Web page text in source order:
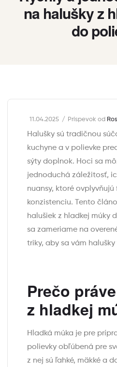
na halušky z
do
11.04.2025 Príspevok od
Halušky sú tradičnou
kuchyne a v polievke
sýty doplnok. Hoci sa
jednoduchá záležitosť,
nuansy, ktoré ovplyvňujú
konzistenciu. Tento
halušiek z hladkej múky
sa zameriame na
triky, aby sa vám
Prečo
z hladkej
Hladká múka je pre
polievky obľúbená pre
z nej sú ľahké, mäkké a